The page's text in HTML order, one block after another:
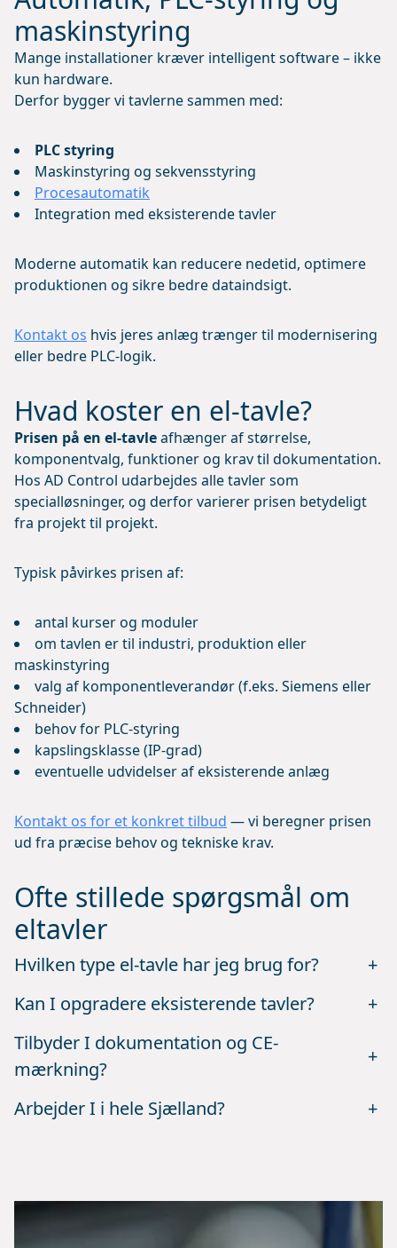
maskinstyring
Mange installationer kræver intelligent software – ikke
kun hardware.
Derfor bygger vi tavlerne sammen med:
PLC styring
Maskinstyring og sekvensstyring
Procesautomatik
Integration med eksisterende tavler
Moderne automatik kan reducere nedetid, optimere
produktionen og sikre bedre dataindsigt.
Kontakt os hvis jeres anlæg trænger til modernisering
eller bedre PLC-logik.
Hvad koster en el-tavle?
Prisen på en el-tavleafhænger af størrelse,
komponentvalg, funktioner og krav til dokumentation.
Hos AD Control udarbejdes alle tavler som
specialløsninger, og derfor varierer prisen betydeligt
fra projekt til projekt.
Typisk påvirkes prisen af:
antal kurser og moduler
om tavlen er til industri, produktion eller
maskinstyring
valg af komponentleverandør (f.eks. Siemens eller
Schneider)
behov for PLC-styring
kapslingsklasse (IP-grad)
eventuelle udvidelser af eksisterende anlæg
Kontakt os for et konkret tilbud — vi beregner prisen
ud fra præcise behov og tekniske krav.
Ofte stillede spørgsmål om
eltavler
Hvilken type el-tavle har jeg brug for?
+
Kan I opgradere eksisterende tavler?
+
Tilbyder I dokumentation og CE-
mærkning?
+
Arbejder I i hele Sjælland? +